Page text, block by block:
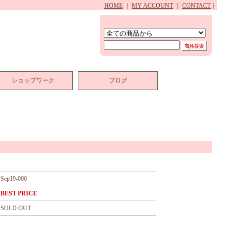
HOME MY ACCOUNT CONTACT
ショップワーク ブログ
Sep19-006
BEST PRICE
SOLD OUT